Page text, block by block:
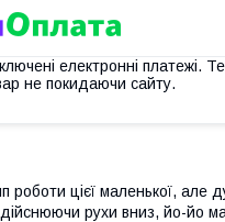
електронні платежі.
не покидаючи сайту.
цієї маленької, але
рухи вниз, йо-йо